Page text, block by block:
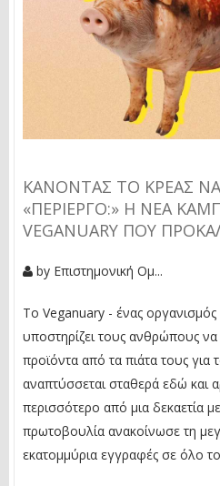
ΚΆΝΟΝΤΑΣ ΤΟ ΚΡΈΑΣ ΝΑ
«ΠΕΡΊΕΡΓΟ:» Η ΝΈΑ
VEGANUARY ΠΟΥ
by Επιστημονική Ομ...
Το Veganuary - ένας
υποστηρίζει τους ανθρώπους
προϊόντα από τα πιάτα τους για
αναπτύσσεται σταθερά εδώ και
περισσότερο από μια δεκαετία
πρωτοβουλία ανακοίνωσε τη
εκατομμύρια εγγραφές σε όλο